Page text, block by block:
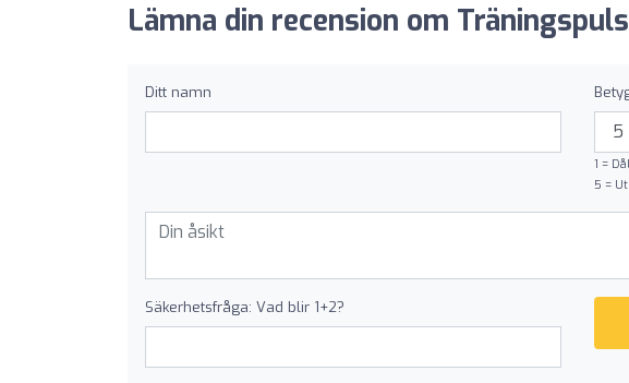
Lämna din recension om
Ditt namn
1 =
5 =
Säkerhetsfråga: Vad blir 1+2?